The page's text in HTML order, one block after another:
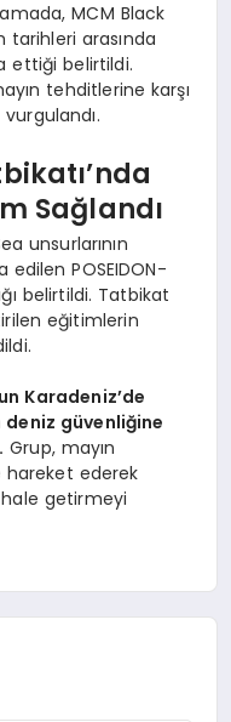
MCM Black
tarihleri arasında
ettiği belirtildi.
tehditlerine karşı
Sağlandı
unsurlarının
edilen POSEIDON-
belirtildi. Tatbikat
eğitimlerin
Karadeniz’de
güvenliğine
Grup, mayın
hareket ederek
getirmeyi